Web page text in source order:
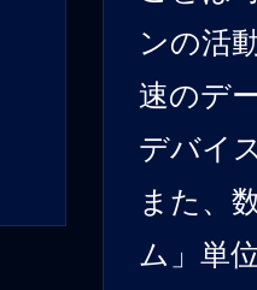
ンの活
速のデ
デバイ
また、
ム」単